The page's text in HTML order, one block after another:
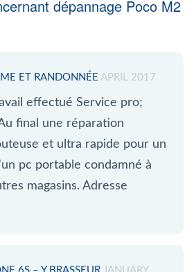
dépannage Poco M2
ET RANDONNÉE APRIL 2017
effectué Service pro;
final une réparation
et ultra rapide pour un
pc portable condamné à
magasins. Adresse